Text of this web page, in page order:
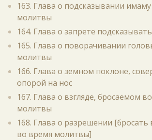
163. Глава о подсказывании
молитвы
164. Глава о запрете
165. Глава о поворачивании
молитвы
166. Глава о земном поклоне,
опорой на нос
167. Глава о взгляде, бросаемом
молитвы
168. Глава о разрешении [бросать
во время молитвы]